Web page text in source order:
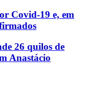
Covid-19 e, em
26 quilos de
Anastácio